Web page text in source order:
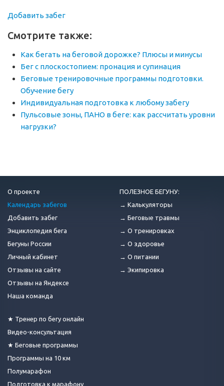
Добавить забег
Смотрите также:
Как бегать на беговой дорожке? Плюсы и минусы
Бег с плоскостопием: пронация и супинация
Беговые тренировочные программы подготовки.
Обучение бегу
Индивидуальная подготовка к любому забегу
Пульсовые зоны, ПАНО в беге: как рассчитать уровни
нагрузки?
О проекте
Календарь забегов
Добавить забег
Энциклопедия бега
Бегуны России
Личный кабинет
Отзывы на сайте
Отзывы на Яндексе
Наша команда
★ Тренер по бегу онлайн
Видео-консультация
★ Беговые программы
Программы на 10 км
Полумарафон
Подготовка к марафону
ПОЛЕЗНОЕ БЕГУНУ:
→ Калькуляторы
→ Беговые травмы
→ О тренировках
→ О здоровье
→ О питании
→ Экипировка